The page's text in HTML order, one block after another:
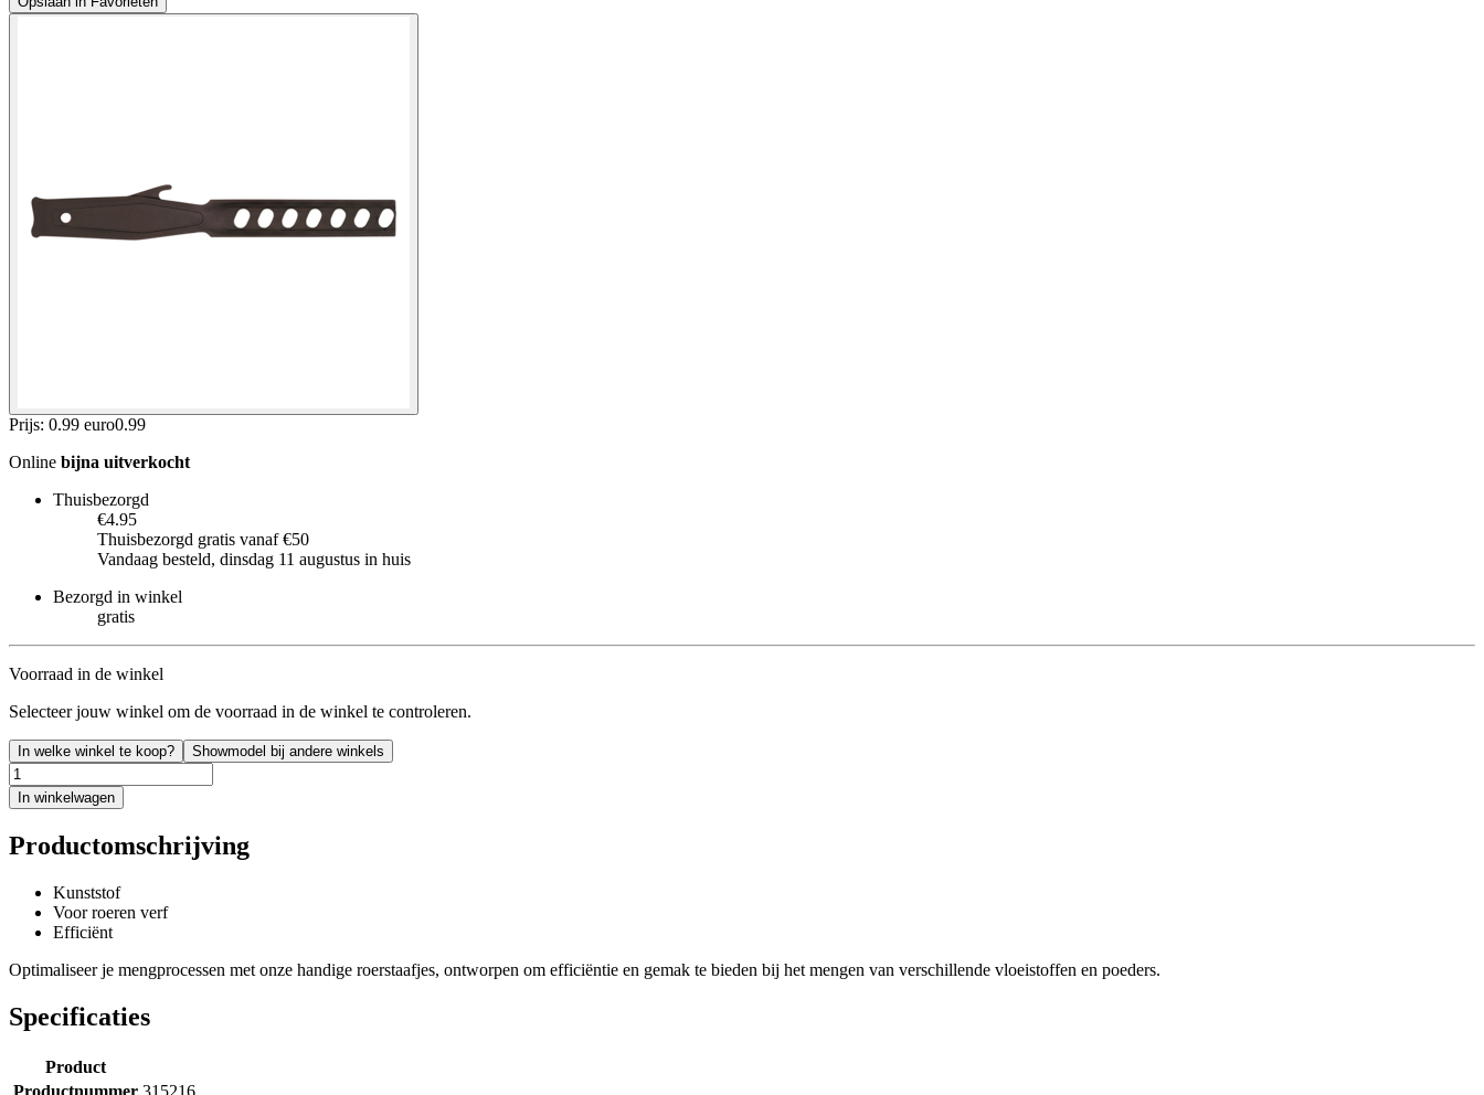
Prijs: 0.99 euro0.99
Online bijna uitverkocht
Thuisbezorgd
€4.95
Thuisbezorgd gratis vanaf €50
Vandaag besteld, dinsdag 11 augustus in huis
Bezorgd in winkel
gratis
Voorraad in de winkel
Selecteer jouw winkel om de voorraad in de winkel te controleren.
In welke winkel te koop? Showmodel bij andere winkels
In winkelwagen
Productomschrijving
Kunststof
Voor roeren verf
Efficiënt
Optimaliseer je mengprocessen met onze handige roerstaafjes, ontworpen om efficiëntie en gemak te bieden bij het mengen van verschillende vloeistoffen en poeders.
Specificaties
Product
Productnummer 315216